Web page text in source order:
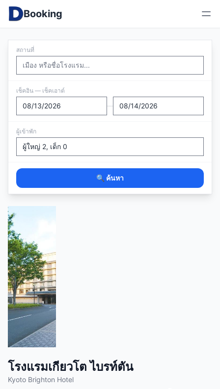
Booking
สถานที่
เช็คอิน — เช็คเอาต์
—
ผู้เข้าพัก
🔍 ค้นหา
โรงแรมเกียวโต ไบรท์ตัน
Kyoto Brighton Hotel